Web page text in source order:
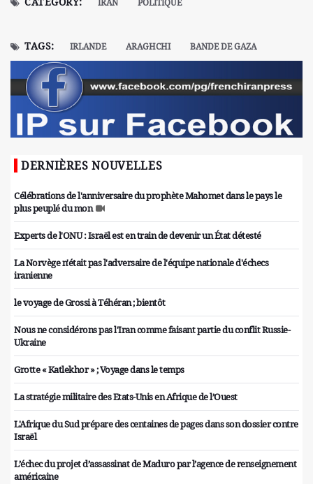
IRAN POLITIQUE
TAGS: IRLANDE ARAGHCHI BANDE DE GAZA
DERNIÈRES NOUVELLES
Célébrations de l'anniversaire du prophète Mahomet dans le pays le
plus peuplé du mon
Experts de l'ONU : Israël est en train de devenir un État détesté
La Norvège n'était pas l'adversaire de l'équipe nationale d'échecs
iranienne
le voyage de Grossi à Téhéran ; bientôt
Nous ne considérons pas l'Iran comme faisant partie du conflit Russie-
Ukraine
Grotte « Katlekhor » ; Voyage dans le temps
La stratégie militaire des Etats-Unis en Afrique de l’Ouest
L'Afrique du Sud prépare des centaines de pages dans son dossier contre
Israël
L’échec du projet d’assassinat de Maduro par l’agence de renseignement
américaine